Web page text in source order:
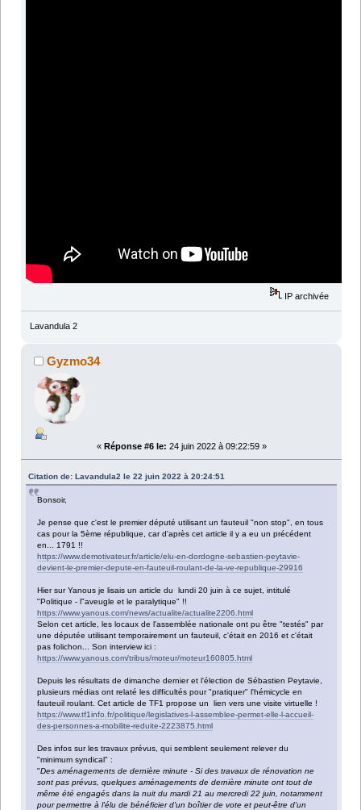
IP archivée
Lavandula 2
Gyzmo34
« Réponse #6 le: 24 juin 2022 à 09:22:59 »
Citation de: Lavandula2 le 22 juin 2022 à 20:24:51
Bonsoir,
Je pense que c'est le premier député utilisant un fauteuil "non stop", en tous
cas pour la 5ème république, car d'après cet article il y a eu un précédent
en... 1791 !!
https://www.demotivateur.fr/article/elu-en-dordogne-sebastien-peytavie-
devient-le-premier-depute-en-fauteuil-roulant-de-la-ve-republique-29916
Hier sur Yanous je lisais un article du lundi 20 juin à ce sujet, intitulé
"Politique - l"aveugle et le paralytique" !!
https://www.yanous.com/news/actualite/actualite2206.html
Selon cet article, les locaux de l'assemblée nationale ont pu être "testés" par
une députée utilisant temporairement un fauteuil, c'était en 2016 et c'était
pas folichon... Son interview ici :
https://www.yanous.com/tribus/moteur/moteur160805.html
Depuis les résultats de dimanche dernier et l'élection de Sébastien Peytavie,
plusieurs médias ont relaté les difficultés pour "pratiquer" l'hémicycle en
fauteuil roulant. Cet article de TF1 propose un lien vers une visite virtuelle !
https://www.tf1info.fr/politique/legislatives-l-assemblee-permet-elle-l-accueil-
des-personnes-a-mobilite-reduite-2223875.html
Des infos sur les travaux prévus, qui semblent seulement relever du
"minimum syndical" :
"Des aménagements de dernière minute - Si des travaux de rénovation ne
sont pas prévus, quelques aménagements de dernière minute ont tout de
même été engagés dans la nuit du mardi 21 au mercredi 22 juin, notamment
pour permettre à l'élu de bénéficier d'un boîtier de vote et peut-être d'un